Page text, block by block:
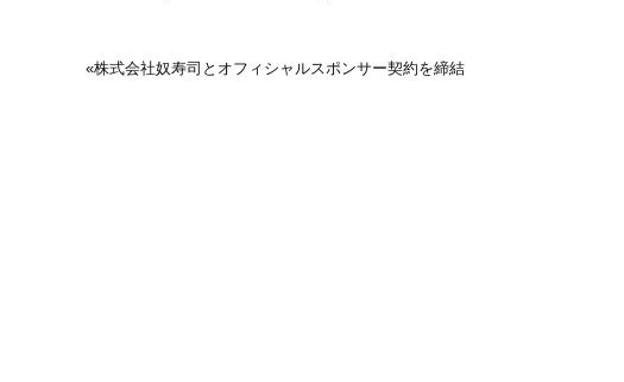
«株式会社奴寿司とオフィシャルスポンサー契約を締結